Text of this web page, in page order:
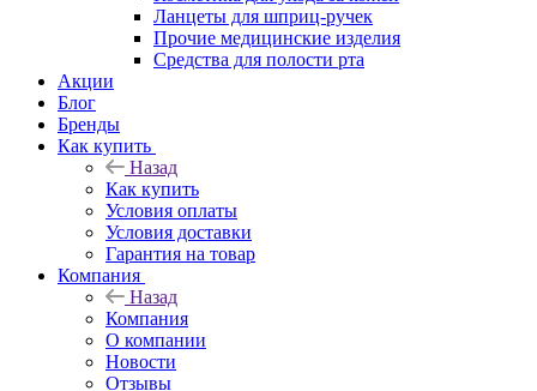
Ланцеты для шприц-ручек
Прочие медицинские изделия
Средства для полости рта
Акции
Блог
Бренды
Как купить
Назад
Как купить
Условия оплаты
Условия доставки
Гарантия на товар
Компания
Назад
Компания
О компании
Новости
Отзывы